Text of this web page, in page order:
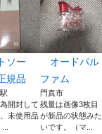
ソー
規品
開封して
未使用品
オードパル
ファム
門真市
残量は画像3枚目
が新品の状態みた
いです。（マ...